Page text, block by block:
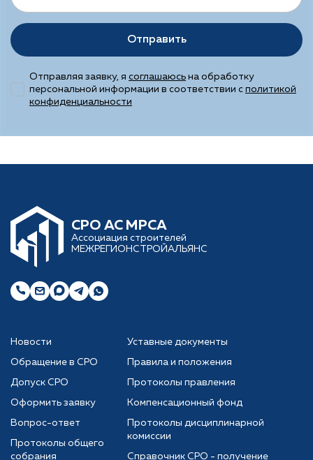
Отправить
Отправляя заявку, я соглашаюсь на обработку
персональной информации в соответствии с политикой
конфиденциальности
CРО АС МРСА
Ассоциация строителей
МЕЖРЕГИОНСТРОЙАЛЬЯНС
Новости
Обращение в СРО
Допуск СРО
Оформить заявку
Вопрос-ответ
Уставные документы
Правила и положения
Протоколы правления
Компенсационный фонд
Протоколы дисциплинарной
комиссии
Протоколы общего
собрания
Справочник СРО - получение